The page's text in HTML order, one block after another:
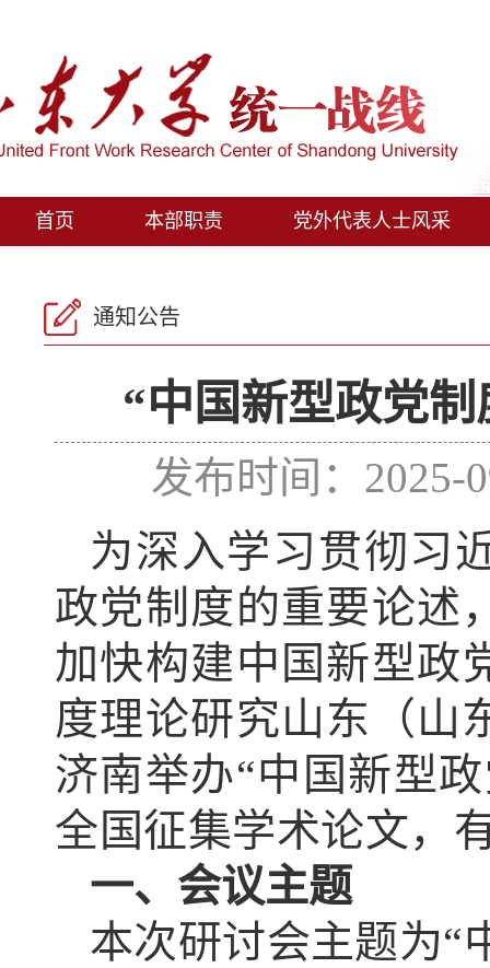
首页 本部职责 党外代表人士风采
通知公告
“中国新型政党
发布时间：2025-
为深入学习贯彻习
政党制度的重要论述
加快构建中国新型政
度理论研究山东（山
济南举办“中国新型
全国征集学术论文，
一、会议主题
本次研讨会主题为“